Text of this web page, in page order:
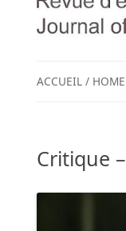
ACCUEIL / HOME
Critique